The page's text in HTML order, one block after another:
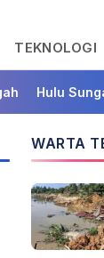
TEKNOLOGI
Hulu
WARTA